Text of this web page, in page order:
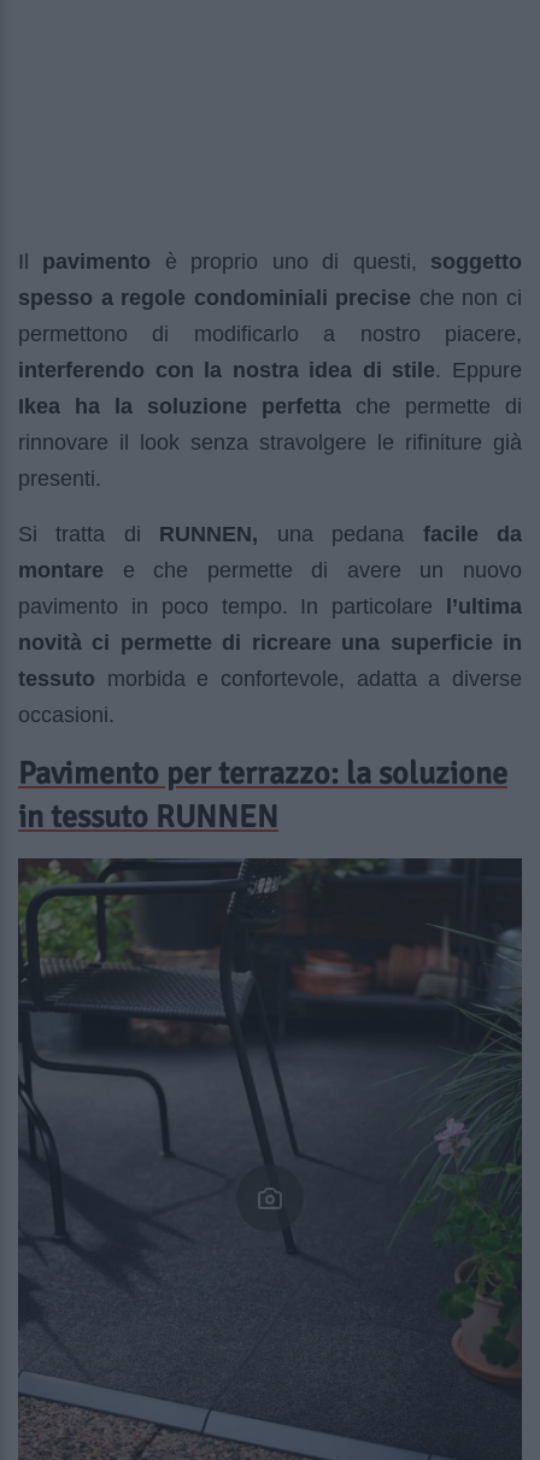
Il pavimento è proprio uno di questi, soggetto
spesso a regole condominiali precise che non ci
permettono di modificarlo a nostro piacere,
interferendo con la nostra idea di stile. Eppure
Ikea ha la soluzione perfetta che permette di
rinnovare il look senza stravolgere le rifiniture già
presenti.
Si tratta di RUNNEN, una pedana facile da
montare e che permette di avere un nuovo
pavimento in poco tempo. In particolare l’ultima
novità ci permette di ricreare una superficie in
tessuto morbida e confortevole, adatta a diverse
occasioni.
Pavimento per terrazzo: la soluzione
in tessuto RUNNEN